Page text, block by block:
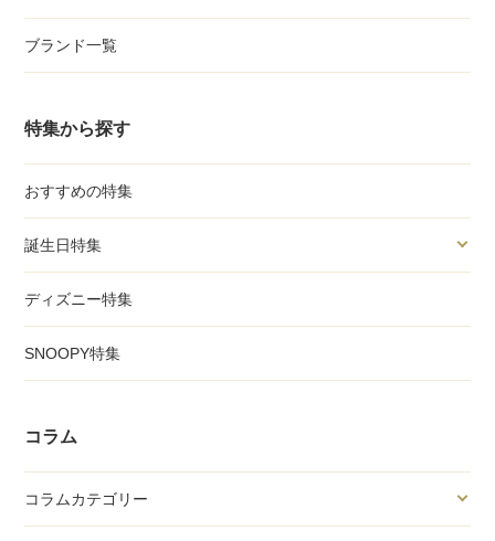
ブランド一覧
特集から探す
おすすめの特集
誕生日特集
ディズニー特集
SNOOPY特集
コラム
コラムカテゴリー